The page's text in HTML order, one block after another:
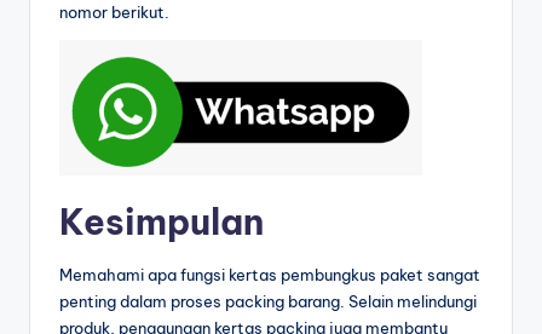
nomor berikut.
Kesimpulan
Memahami apa fungsi kertas pembungkus paket sangat
penting dalam proses packing barang. Selain melindungi
produk, penggunaan kertas packing juga membantu